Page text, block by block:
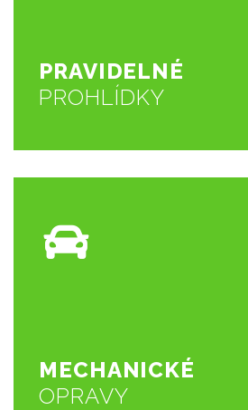
PRAVIDELNÉ
PROHLÍDKY
PRAVIDELNÉ
PROHLDÍKY
MECHANICKÉ
OPRAVY
MECHANICKÉ
ZOBRAZIT VÍCE